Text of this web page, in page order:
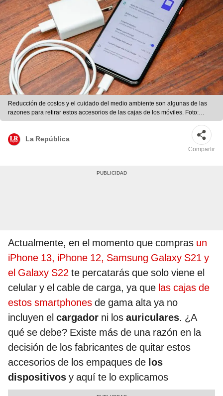
Reducción de costos y el cuidado del medio ambiente son algunas de las
razones para retirar estos accesorios de las cajas de los móviles. Foto:
Xataka
La República
Compartir
Actualmente, en el momento que compras un
iPhone 13, iPhone 12, Samsung Galaxy S21 y
el Galaxy S22 te percatarás que solo viene el
celular y el cable de carga, ya que las cajas de
estos smartphones de gama alta ya no
incluyen el cargador ni los auriculares. ¿A
qué se debe? Existe más de una razón en la
decisión de los fabricantes de quitar estos
accesorios de los empaques de los
dispositivos y aquí te lo explicamos